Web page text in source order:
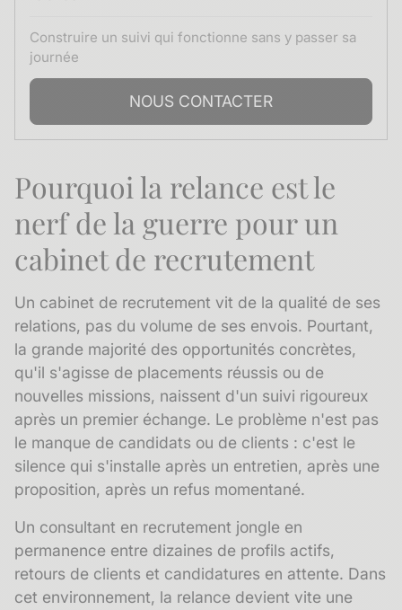
Construire un suivi qui fonctionne sans y passer sa
journée
NOUS CONTACTER
Pourquoi la relance est le
nerf de la guerre pour un
cabinet de recrutement
Un cabinet de recrutement vit de la qualité de ses
relations, pas du volume de ses envois. Pourtant,
la grande majorité des opportunités concrètes,
qu'il s'agisse de placements réussis ou de
nouvelles missions, naissent d'un suivi rigoureux
après un premier échange. Le problème n'est pas
le manque de candidats ou de clients : c'est le
silence qui s'installe après un entretien, après une
proposition, après un refus momentané.
Un consultant en recrutement jongle en
permanence entre dizaines de profils actifs,
retours de clients et candidatures en attente. Dans
cet environnement, la relance devient vite une